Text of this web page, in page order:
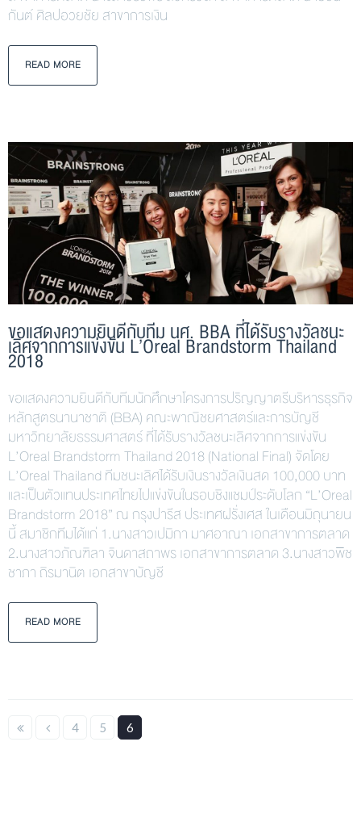
กันต์ ศิลปอวยชัย สาขาการเงิน
READ MORE
ขอแสดงความยินดีกับทีม นศ. BBA ที่ได้รับรางวัลชนะ
เลิศจากการแข่งขัน L’Oreal Brandstorm Thailand
2018
ขอแสดงความยินดีกับทีมนักศึกษาโครงการปริญญาตรีบริหารธุรกิจ
หลักสูตรนานาชาติ (BBA) คณะพาณิชยศาสตร์และการบัญชี
มหาวิทยาลัยธรรมศาสตร์ ที่ได้รับรางวัลชนะเลิศจากการแข่งขัน
L’Oreal Brandstorm Thailand 2018 (National Final) จัดโดย
L’Oreal Thailand ทีมชนะเลิศได้รับเงินรางวัลเงินสด 100,000 บาท
และเป็นตัวแทนประเทศไทยไปแข่งขันในรอบชิงแชมป์ระดับโลก “L’Oreal
Brandstorm 2018” ณ กรุงปารีส ประเทศฝรั่งเศส ในเดือนมิถุนายน
นี้ สมาชิกทีมได้แก่ 1.นางสาวเปมิกา มาศอาณา เอกสาขาการตลาด
2.นางสาวภัณฑิลา จินดาสถาพร เอกสาขาการตลาด 3.นางสาวพิช
ชาภา ถิรมานิต เอกสาขาบัญชี
READ MORE
4 5 6